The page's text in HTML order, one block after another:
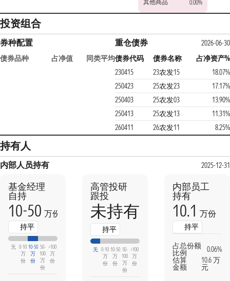
其他商品 0.00%
投资组合
券种配置
债券品种 占净值 同类平均
重仓债券
2026-06-30
债券代码
债券名称
占净资产%
230415
23农发15
18.07%
250423
25农发23
17.17%
250403
25农发03
13.90%
250413
25农发13
11.31%
260411
26农发11 8.25%
持有人
内部人员持有 2025-12-31
基金经理
自持
10-50 万份
持平
无 0-10
万
份
10-50
万
份
50-
100
万
份
>100
万
份
高管投研
跟投
未持有
持平
无 0-10
万
份
10-50
万
份
50-
100
万
份
>100
万
份
内部员工
持有
10.1 万份
持平
占总份额
比例
0.06%
估算
金额
10.6 万
元